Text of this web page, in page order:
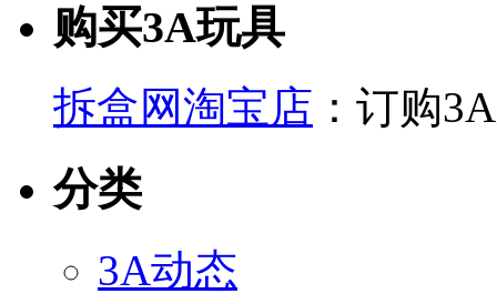
购买3A玩具
拆盒网淘宝店 ：订购
分类
3A动态